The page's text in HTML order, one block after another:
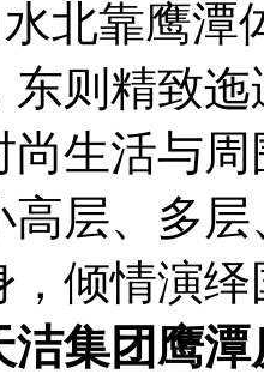
北靠鹰
东则精致
尚生活与
高层、多
，倾情演绎
洁集团鹰